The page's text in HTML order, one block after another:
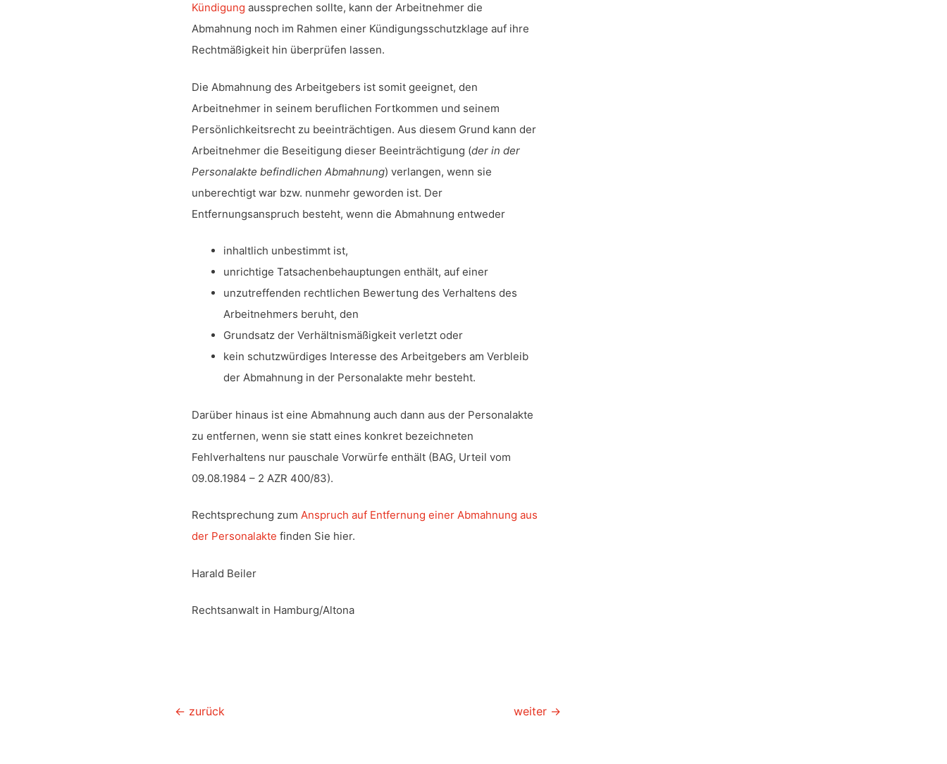
Kündigung aussprechen sollte, kann der Arbeitnehmer die
Abmahnung noch im Rahmen einer Kündigungsschutzklage auf ihre
Rechtmäßigkeit hin überprüfen lassen.
Die Abmahnung des Arbeitgebers ist somit geeignet, den
Arbeitnehmer in seinem beruflichen Fortkommen und seinem
Persönlichkeitsrecht zu beeinträchtigen. Aus diesem Grund kann der
Arbeitnehmer die Beseitigung dieser Beeinträchtigung (der in der
Personalakte befindlichen Abmahnung) verlangen, wenn sie
unberechtigt war bzw. nunmehr geworden ist. Der
Entfernungsanspruch besteht, wenn die Abmahnung entweder
inhaltlich unbestimmt ist,
unrichtige Tatsachenbehauptungen enthält, auf einer
unzutreffenden rechtlichen Bewertung des Verhaltens des
Arbeitnehmers beruht, den
Grundsatz der Verhältnismäßigkeit verletzt oder
kein schutzwürdiges Interesse des Arbeitgebers am Verbleib
der Abmahnung in der Personalakte mehr besteht.
Darüber hinaus ist eine Abmahnung auch dann aus der Personalakte
zu entfernen, wenn sie statt eines konkret bezeichneten
Fehlverhaltens nur pauschale Vorwürfe enthält (BAG, Urteil vom
09.08.1984 – 2 AZR 400/83).
Rechtsprechung zumAnspruch auf Entfernung einer Abmahnung aus
der Personalaktefinden Sie hier.
Harald Beiler
Rechtsanwalt in Hamburg/Altona
← zurück weiter →